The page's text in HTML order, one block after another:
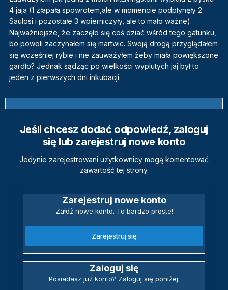
4 jaja (1 złapała spowrotem,ale w momencie podpłynęły 2
Saulosi i pozostałe 3 wpierniczyły, ale to mało ważne).
Najważniejsze, że zaczęło się coś dziać wśród tego gatunku,
bo powoli zaczynałem się martwic. Swoją drogą przyglądałem
się wcześniej rybie i nie zauważyłem żeby miała powiększone
gardło? Jednak sądząc po wielkości wyplutych jaj był to
jeden z pierwszych dni inkubacji.
Jeśli chcesz dodać odpowiedź, zaloguj
się lub zarejestruj nowe konto
Jedynie zarejestrowani użytkownicy mogą komentować
zawartość tej strony.
Zarejestruj nowe konto
Załóż nowe konto. To bardzo proste!
Zarejestruj się
Zaloguj się
Posiadasz już konto? Zaloguj się poniżej.